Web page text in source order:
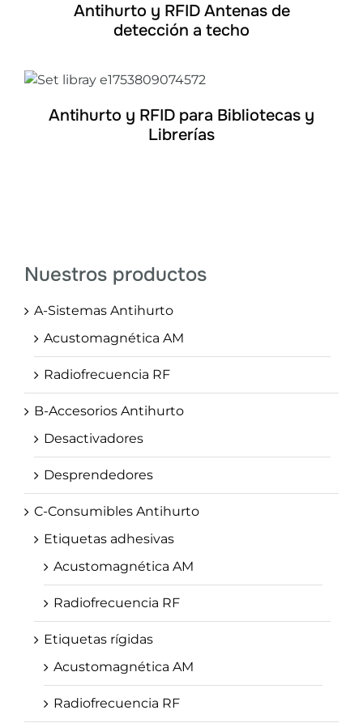
Antihurto y RFID Antenas de
detección a techo
DETALLES
Antihurto y RFID para Bibliotecas y
Librerías
Nuestros productos
A-Sistemas Antihurto
Acustomagnética AM
Radiofrecuencia RF
B-Accesorios Antihurto
Desactivadores
Desprendedores
C-Consumibles Antihurto
Etiquetas adhesivas
Acustomagnética AM
Radiofrecuencia RF
Etiquetas rígidas
Acustomagnética AM
Radiofrecuencia RF